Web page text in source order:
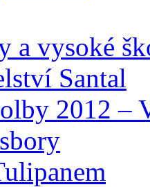
a vysoké
Santal
2012 –